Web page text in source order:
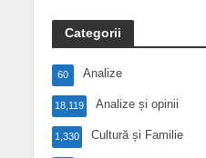
Categorii
Analize
60
Analize și opinii
18,119
Cultură și Familie
1,330